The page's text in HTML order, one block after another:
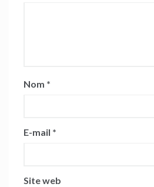
Nom *
E-mail *
Site web